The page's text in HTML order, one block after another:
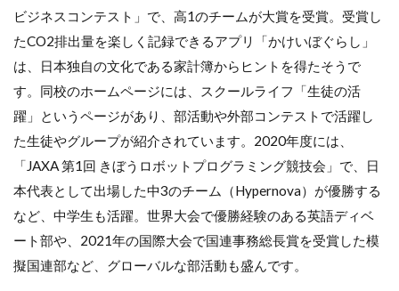
ビジネスコンテスト」で、高1のチームが大賞を受賞。受賞し
たCO2排出量を楽しく記録できるアプリ「かけいぼぐらし」
は、日本独自の文化である家計簿からヒントを得たそうで
す。同校のホームページには、スクールライフ「生徒の活
躍」というページがあり、部活動や外部コンテストで活躍し
た生徒やグループが紹介されています。2020年度には、
「JAXA 第1回 きぼうロボットプログラミング競技会」で、日
本代表として出場した中3のチーム（Hypernova）が優勝する
など、中学生も活躍。世界大会で優勝経験のある英語ディベ
ート部や、2021年の国際大会で国連事務総長賞を受賞した模
擬国連部など、グローバルな部活動も盛んです。